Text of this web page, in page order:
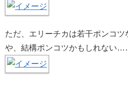
ただ、エリーチカは若干ポンコ
や、結構ポンコツかもしれない